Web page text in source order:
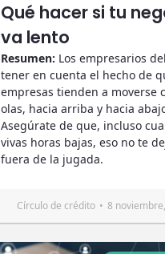
Qué hacer si tu
va lento
Resumen: Los empresarios
tener en cuenta el hecho de
empresas tienden a moverse
olas, hacia arriba y hacia
Asegúrate de que, incluso
vivas horas bajas, eso no te
fuera de la jugada.
Círculo de crédito 8